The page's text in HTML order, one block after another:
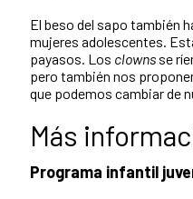
El beso del sapo también
mujeres adolescentes.
payasos. Los clowns se
pero también nos
que podemos cambiar de
Más
Programa infantil